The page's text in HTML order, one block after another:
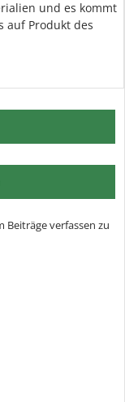
und es kommt
auf Produkt des
Beiträge verfassen zu